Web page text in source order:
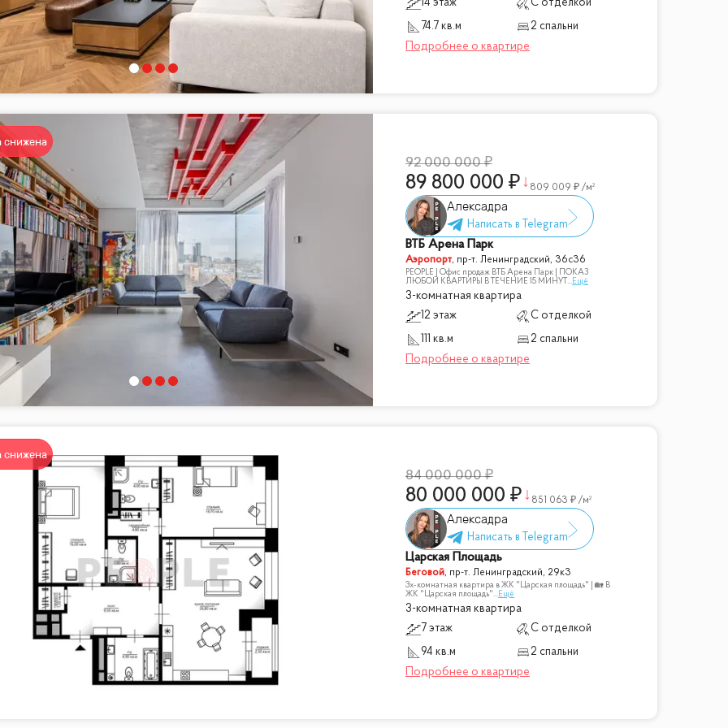
14 этаж
С отделкой
74.7 кв.м
2 спальни
снижена
92 000 000
89 800 000 809 009 /м²
Алексадра
ВТБ Арена Парк
Аэропорт, пр-т. Ленинградский, 36с36
PEOPLE | Офис продаж ВТБ Арена Парк | ПОКАЗ
ЛЮБОЙ КВАРТИРЫ В ТЕЧЕНИЕ 15 МИНУТ ...Ещё
3-комнатная квартира
12 этаж
С отделкой
111 кв.м
2 спальни
снижена
84 000 000
80 000 000 851 063 /м²
Алексадра
Царская Площадь
Беговой, пр-т. Ленинградский, 29к3
3х-комнатная квартира в ЖК "Царская площадь" | 🏡 В
ЖК "Царская площадь"...Ещё
3-комнатная квартира
7 этаж
С отделкой
94 кв.м
2 спальни